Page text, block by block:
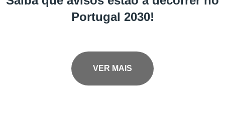
Portugal 2030!
VER MAIS